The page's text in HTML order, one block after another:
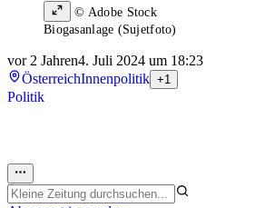
© Adobe Stock
Biogasanlage (Sujetfoto)
vor 2 Jahren4. Juli 2024 um 18:23
ÖsterreichInnenpolitik +1
Politik